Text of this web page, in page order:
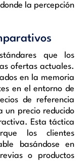
la percepción
que los
ofertas actuales.
en la memoria
en el entorno de
de referencia
un precio reducido
Esta táctica
los clientes
basándose en
o productos